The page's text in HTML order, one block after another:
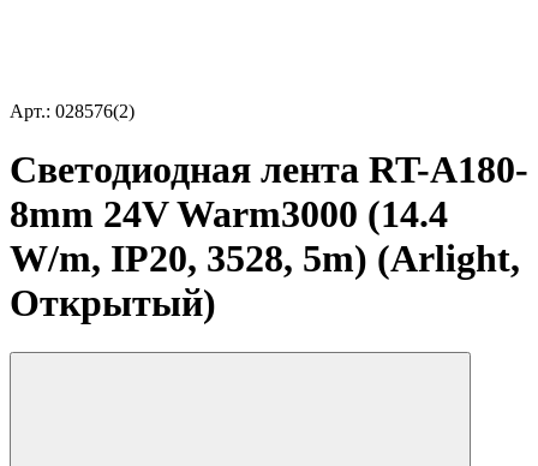
Арт.: 028576(2)
Светодиодная лента RT-A180-
8mm 24V Warm3000 (14.4
W/m, IP20, 3528, 5m) (Arlight,
Открытый)